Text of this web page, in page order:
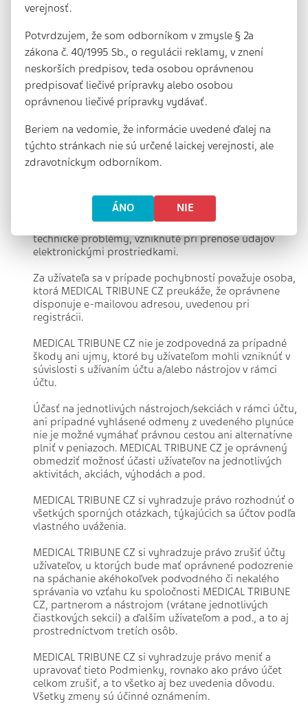
všeobecne neprijateľný obsah oznámenia.
Užívateľ je povinný chrániť prístupové údaje ku svojmu
účtu, neposkytovať ich a ani inak nesprístupňovať
tretím osobám.
Užívateľ je povinný jednať tak, aby nedošlo v súvislosti
s jeho účtom (vrátane jeho prejavov a akéhokoľvek
správania) k porušeniu práv tretích osôb (najmä práv
autorských, licenčných a pod.).
Užívateľ nie je oprávnený akokoľvek ďalej šíriť obsah
Kapitol zdravia.
byť predmetom dedičného práva.
MEDICAL TRIBUNE CZ nie je zodpovedná za akékoľvek
technické problémy, vzniknuté pri prenose údajov
elektronickými prostriedkami.
Za užívateľa sa v prípade pochybností považuje osoba,
ktorá MEDICAL TRIBUNE CZ preukáže, že oprávnene
disponuje e-mailovou adresou, uvedenou pri
registrácii.
MEDICAL TRIBUNE CZ nie je zodpovedná za prípadné
škody ani ujmy, ktoré by užívateľom mohli vzniknúť v
súvislosti s užívaním účtu a/alebo nástrojov v rámci
účtu.
Účasť na jednotlivých nástrojoch/sekciách v rámci účtu,
ani prípadné vyhlásené odmeny z uvedeného plynúce
nie je možné vymáhať právnou cestou ani alternatívne
plniť v peniazoch. MEDICAL TRIBUNE CZ je oprávnený
obmedziť možnosť účasti užívateľov na jednotlivých
aktivitách, akciách, výhodách a pod.
MEDICAL TRIBUNE CZ si vyhradzuje právo rozhodnúť o
všetkých sporných otázkach, týkajúcich sa účtov podľa
vlastného uváženia.
MEDICAL TRIBUNE CZ si vyhradzuje právo zrušiť účty
užívateľov, u ktorých bude mať oprávnené podozrenie
na spáchanie akéhokoľvek podvodného či nekalého
správania vo vzťahu ku spoločnosti MEDICAL TRIBUNE
CZ, partnerom a nástrojom (vrátane jednotlivých
čiastkových sekcií) a ďalším užívateľom a pod., a to aj
prostredníctvom tretích osôb.
MEDICAL TRIBUNE CZ si vyhradzuje právo meniť a
upravovať tieto Podmienky, rovnako ako právo účet
celkom zrušiť, a to všetko aj bez uvedenia dôvodu.
Všetky zmeny sú účinné oznámením.
verejnosť.
Potvrdzujem, že som odborníkom v zmysle § 2a
zákona č. 40/1995 Sb., o regulácii reklamy, v znení
neskorších predpisov, teda osobou oprávnenou
predpisovať liečivé prípravky alebo osobou
oprávnenou liečivé prípravky vydávať.
Beriem na vedomie, že informácie uvedené ďalej na
týchto stránkach nie sú určené laickej verejnosti, ale
zdravotníckym odborníkom.
ÁNO NIE